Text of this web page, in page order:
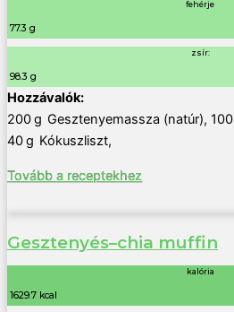
fehérje
77.3 g
zsír:
98.3 g
200g Gesztenyemassza (natúr), 100
40g Kókuszliszt,
Tovább a receptekhez
Gesztenyés–chia muffin
kalória
1629.7 kcal